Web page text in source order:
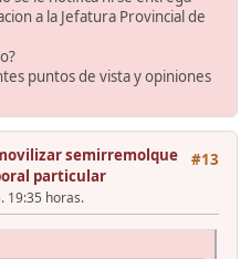
a la Jefatura Provincial de
puntos de vista y opiniones
#13
semirremolque
particular
19:35 horas.